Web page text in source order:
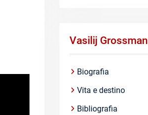
Vasilij Grossman
Biografia
Vita e destino
Bibliografia